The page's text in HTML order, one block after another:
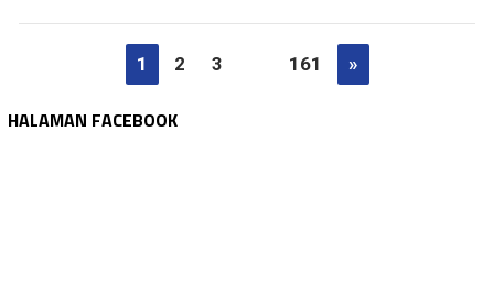
1 2 3 161 »
HALAMAN FACEBOOK